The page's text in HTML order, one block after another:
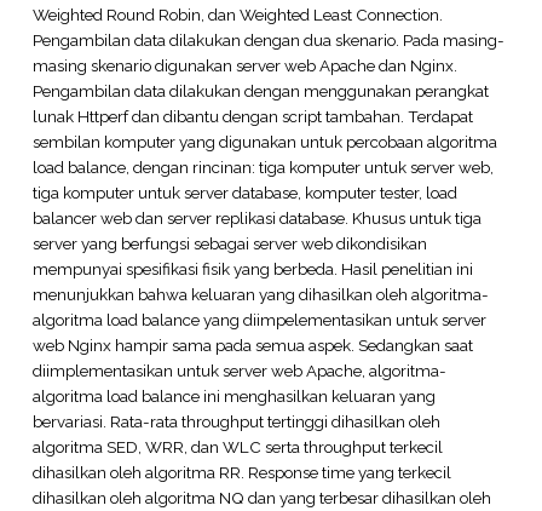
Weighted Round Robin, dan Weighted Least Connection.
Pengambilan data dilakukan dengan dua skenario. Pada masing-
masing skenario digunakan server web Apache dan Nginx.
Pengambilan data dilakukan dengan menggunakan perangkat
lunak Httperf dan dibantu dengan script tambahan. Terdapat
sembilan komputer yang digunakan untuk percobaan algoritma
load balance, dengan rincinan: tiga komputer untuk server web,
tiga komputer untuk server database, komputer tester, load
balancer web dan server replikasi database. Khusus untuk tiga
server yang berfungsi sebagai server web dikondisikan
mempunyai spesifikasi fisik yang berbeda. Hasil penelitian ini
menunjukkan bahwa keluaran yang dihasilkan oleh algoritma-
algoritma load balance yang diimpelementasikan untuk server
web Nginx hampir sama pada semua aspek. Sedangkan saat
diimplementasikan untuk server web Apache, algoritma-
algoritma load balance ini menghasilkan keluaran yang
bervariasi. Rata-rata throughput tertinggi dihasilkan oleh
algoritma SED, WRR, dan WLC serta throughput terkecil
dihasilkan oleh algoritma RR. Response time yang terkecil
dihasilkan oleh algoritma NQ dan yang terbesar dihasilkan oleh